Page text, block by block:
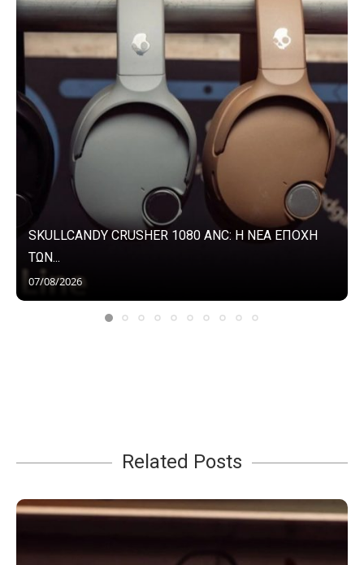
SKULLCANDY CRUSHER 1080 ANC: Η ΝΕΑ ΕΠΟΧΗ
ΤΩΝ...
07/08/2026
Related Posts